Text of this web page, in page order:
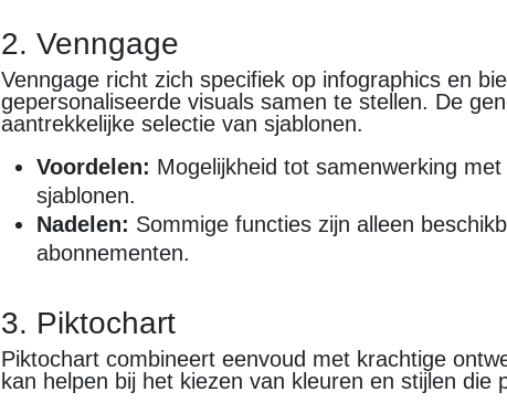
2. Venngage
Venngage richt zich specifiek op infographics en
gepersonaliseerde visuals samen te stellen. De
aantrekkelijke selectie van sjablonen.
Voordelen: Mogelijkheid tot samenwerking
sjablonen.
Nadelen: Sommige functies zijn alleen
abonnementen.
3. Piktochart
Piktochart combineert eenvoud met krachtige
kan helpen bij het kiezen van kleuren en stijlen die